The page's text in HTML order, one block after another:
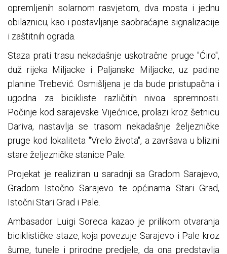
opremljenih solarnom rasvjetom, dva mosta i jednu
obilaznicu, kao i postavljanje saobraćajne signalizacije
i zaštitnih ograda.
Staza prati trasu nekadašnje uskotračne pruge "Ćiro",
duž rijeka Miljacke i Paljanske Miljacke, uz padine
planine Trebević. Osmišljena je da bude pristupačna i
ugodna za bicikliste različitih nivoa spremnosti.
Počinje kod sarajevske Vijećnice, prolazi kroz šetnicu
Dariva, nastavlja se trasom nekadašnje željezničke
pruge kod lokaliteta "Vrelo života", a završava u blizini
stare željezničke stanice Pale.
Projekat je realiziran u saradnji sa Gradom Sarajevo,
Gradom Istočno Sarajevo te općinama Stari Grad,
Istočni Stari Grad i Pale.
Ambasador Luigi Soreca kazao je prilikom otvaranja
biciklističke staze, koja povezuje Sarajevo i Pale kroz
šume, tunele i prirodne predjele, da ona predstavlja